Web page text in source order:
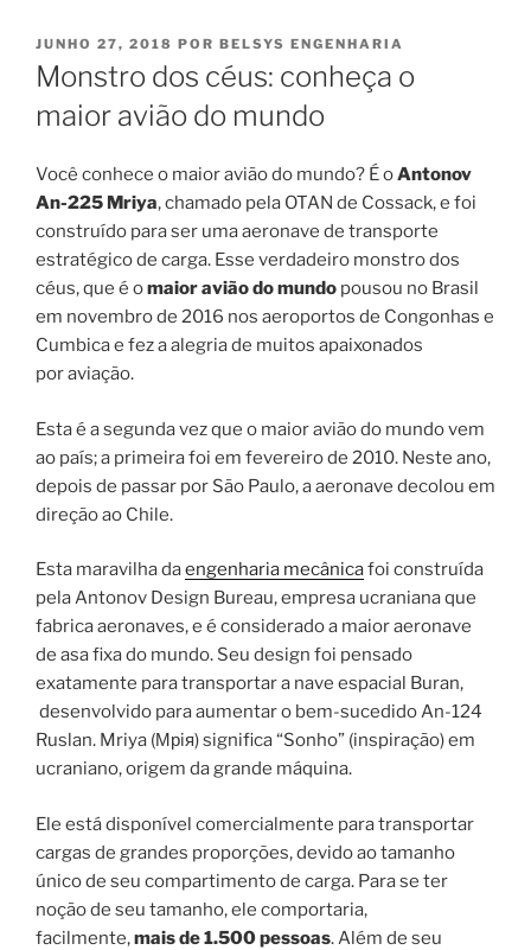
PUBLICADO
EM
JUNHO 27, 2018 POR BELSYS ENGENHARIA
Monstro dos céus: conheça o
maior avião do mundo
Você conhece o maior avião do mundo? É oAntonov
An-225 Mriya, chamado pela OTAN de Cossack, e foi
construído para ser uma aeronave de transporte
estratégico de carga. Esse verdadeiro monstro dos
céus, que é omaior avião do mundo pousou no Brasil
em novembro de 2016 nos aeroportos de Congonhas e
Cumbica e fez a alegria de muitos apaixonados
por aviação.
Esta é a segunda vez que o maior avião do mundo vem
ao país; a primeira foi em fevereiro de 2010. Neste ano,
depois de passar por São Paulo, a aeronave decolou em
direção ao Chile.
Esta maravilha daengenharia mecânicafoi construída
pela Antonov Design Bureau, empresa ucraniana que
fabrica aeronaves, e é considerado a maior aeronave
de asa fixa do mundo. Seu design foi pensado
exatamente para transportar a nave espacial Buran,
desenvolvido para aumentar o bem-sucedido An-124
Ruslan. Mriya (Мрiя) significa “Sonho” (inspiração) em
ucraniano, origem da grande máquina.
Ele está disponível comercialmente para transportar
cargas de grandes proporções, devido ao tamanho
único de seu compartimento de carga. Para se ter
noção de seu tamanho, ele comportaria,
facilmente,mais de 1.500 pessoas. Além de seu